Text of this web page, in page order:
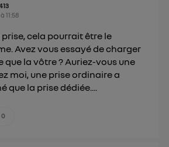
à11:58
prise, cela pourrait être le
Avez vous essayé de charger
que la vôtre ? Auriez-vous une
moi, une prise ordinaire a
que la prise dédiée....
0